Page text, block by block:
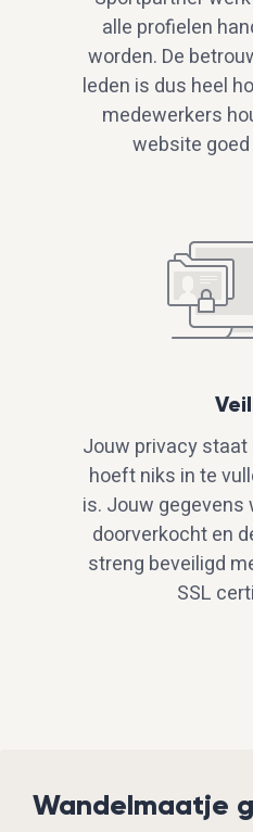
alle profielen
worden. De
leden is dus heel
medewerkers
website
Jouw privacy
hoeft niks in te
is. Jouw
doorverkocht en
streng beveiligd
SSL
Wandelmaatje